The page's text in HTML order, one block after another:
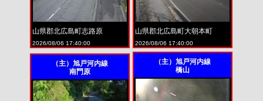
山県郡北広島町志路原
2026/08/06 17:40:00
山県郡北広島町大朝本町
2026/08/06 17:40:00
（主）旭戸河内線
南門原
（主）旭戸河内線
橋山